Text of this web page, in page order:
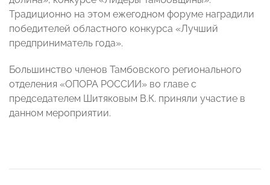
Традиционно на этом ежегодном форуме наградили
победителей областного конкурса «Лучший
предприниматель года».
Большинство членов Тамбовского регионального
отделения «ОПОРА РОССИИ» во главе с
председателем Шитяковым В.К. приняли участие в
данном мероприятии.